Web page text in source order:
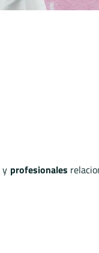
y profesionales